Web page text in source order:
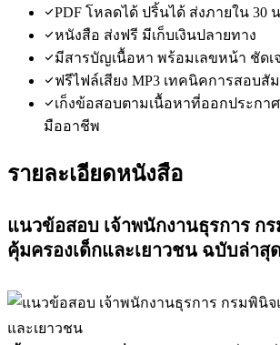
PDF โหลดได้ ปริ้นได้ ส่งภายใน 30
หนังสือ ส่งฟรี มีเก็บเงินปลายทาง
มีสารบัญเนื้อหา พร้อมเลขหน้า ชัดเ
ฟรีไฟล์เสียง MP3 เทคนิคการสอบ
เก็งข้อสอบตามเนื้อหาที่ออกประกา
มืออาชีพ
รายละเอียดหนังสือ
แนวข้อสอบ เจ้าพนักงานธุรการ ก
คุ้มครองเด็กและเยาวชน ฉบับล่าสุ